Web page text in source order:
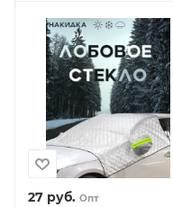
27 руб. Опт